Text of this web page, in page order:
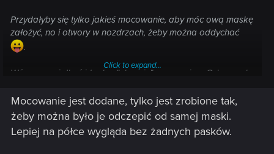
Przydałyby się tylko jakieś mocowanie, aby móc ową maskę
założyć, no i otwory w nozdrzach, żeby można oddychać
.
Wówczas miałbyś idealne "ubranie" na premierę Cyberpunk
Click to expand...
Mocowanie jest dodane, tylko jest zrobione tak,
żeby można było je odczepić od samej maski.
Lepiej na półce wygląda bez żadnych pasków.